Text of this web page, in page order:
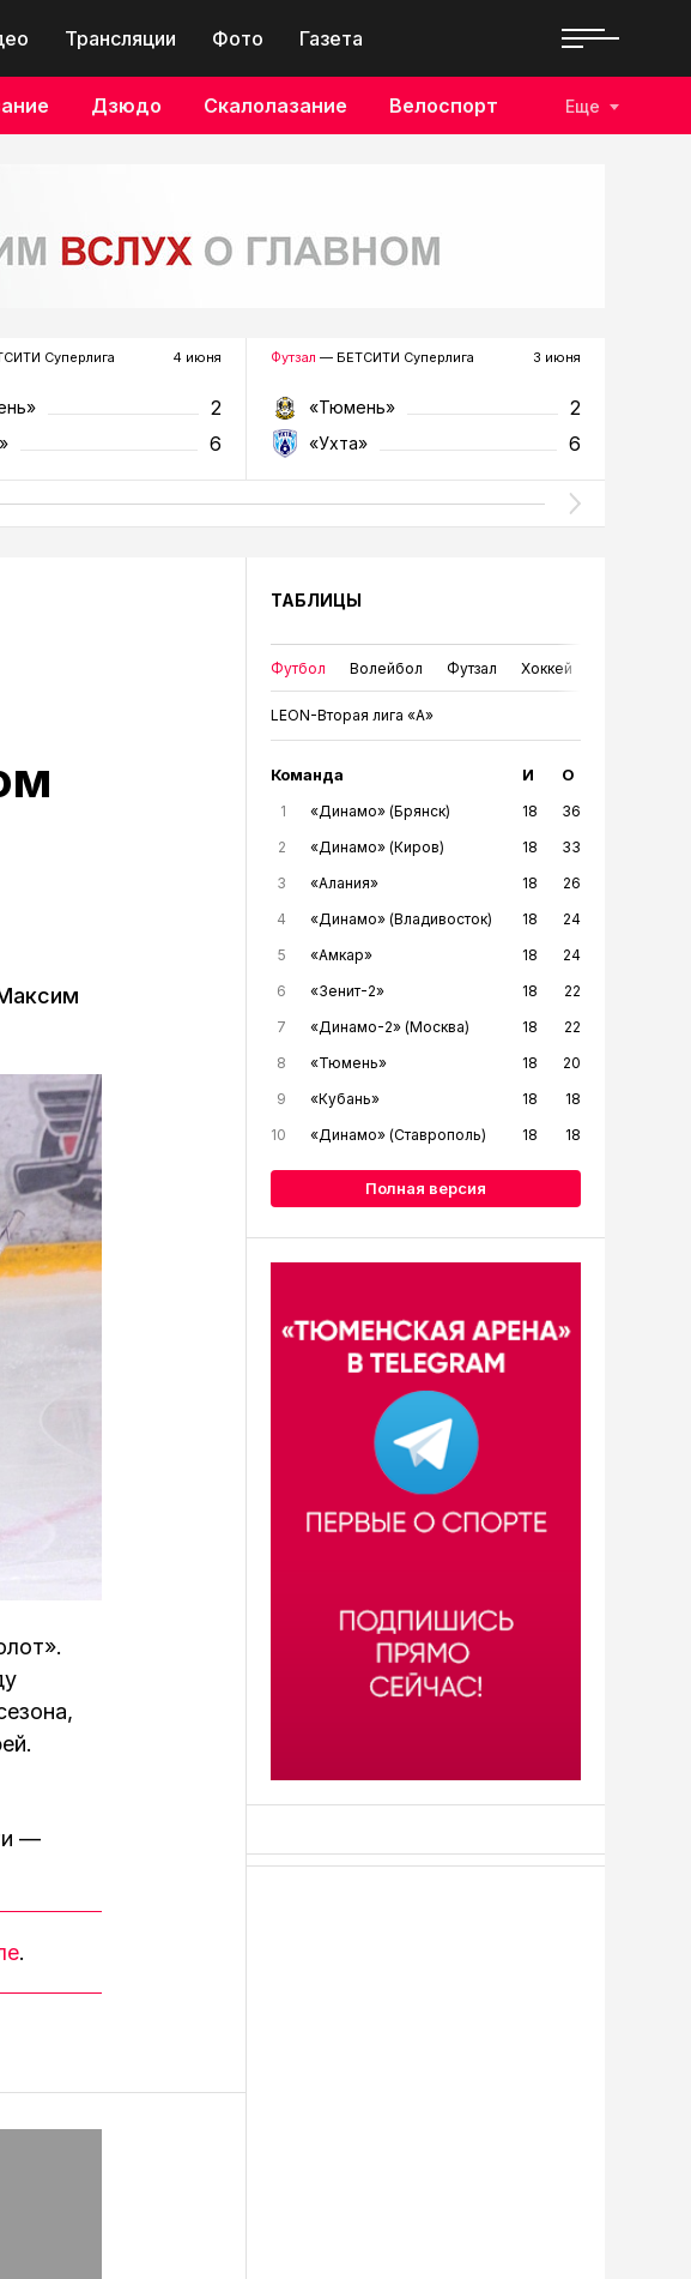
Трансляции Фото Газета
Дзюдо Скалолазание Велоспорт Еще
Суперлига 4 июня
2
6
Футзал — БЕТСИТИ Суперлига 3 июня
«Тюмень» 2
«Ухта» 6
—
.
ТАБЛИЦЫ
Футбол Волейбол Футзал Хоккей
LEON-Вторая лига «А»
Команда И О
1 «Динамо» (Брянск) 18
36
2
«Динамо» (Киров) 18
33
3
«Алания» 18
26
4
«Динамо» (Владивосток) 18
24
5
«Амкар» 18
24
6
«Зенит-2» 18
22
7
«Динамо-2» (Москва) 18
22
8
«Тюмень» 18
20
9
«Кубань» 18
18
10
«Динамо» (Ставрополь) 18 18
Полная версия